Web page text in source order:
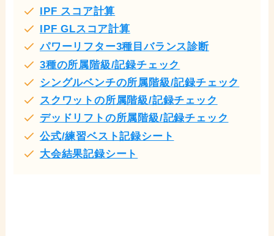
IPF スコア計算
IPF GLスコア計算
パワーリフター3種目バランス診断
3種の所属階級/記録チェック
シングルベンチの所属階級/記録チェック
スクワットの所属階級/記録チェック
デッドリフトの所属階級/記録チェック
公式/練習ベスト記録シート
大会結果記録シート